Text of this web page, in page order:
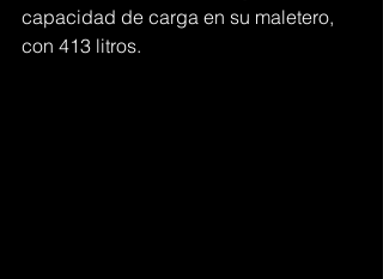
capacidad de carga en su maletero,
con 413 litros.